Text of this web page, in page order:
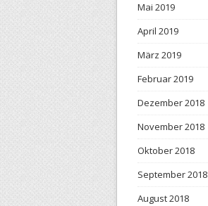
Mai 2019
April 2019
März 2019
Februar 2019
Dezember 2018
November 2018
Oktober 2018
September 2018
August 2018